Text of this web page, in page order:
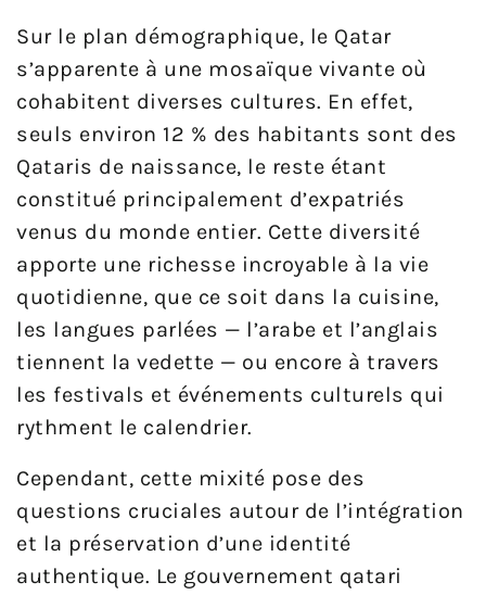
Sur le plan démographique, le Qatar
s’apparente à une mosaïque vivante où
cohabitent diverses cultures. En effet,
seuls environ 12 % des habitants sont des
Qataris de naissance, le reste étant
constitué principalement d’expatriés
venus du monde entier. Cette diversité
apporte une richesse incroyable à la vie
quotidienne, que ce soit dans la cuisine,
les langues parlées — l’arabe et l’anglais
tiennent la vedette — ou encore à travers
les festivals et événements culturels qui
rythment le calendrier.
Cependant, cette mixité pose des
questions cruciales autour de l’intégration
et la préservation d’une identité
authentique. Le gouvernement qatari